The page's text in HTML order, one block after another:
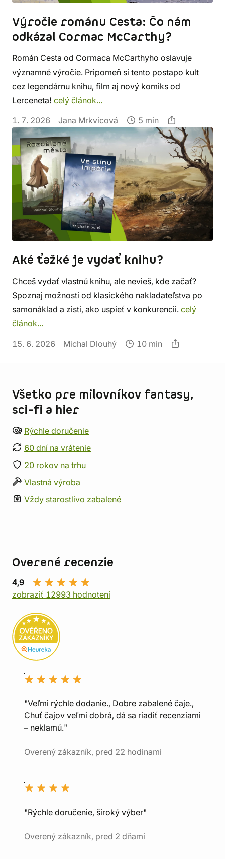
Výročie románu Cesta: Čo nám
odkázal Cormac McCarthy?
Román Cesta od Cormaca McCarthyho oslavuje
významné výročie. Pripomeň si tento postapo kult
cez legendárnu knihu, film aj nový komiks od
Lerceneta! celý článok...
1. 7. 2026
Jana Mrkvicová 5 min
Aké ťažké je vydať knihu?
Chceš vydať vlastnú knihu, ale nevieš, kde začať?
Spoznaj možnosti od klasického nakladateľstva po
samonáklad a zisti, ako uspieť v konkurencii. celý
článok...
15. 6. 2026
Michal Dlouhý 10 min
Všetko pre milovníkov fantasy,
sci-fi a hier
Rýchle doručenie
60 dní na vrátenie
20 rokov na trhu
Vlastná výroba
Vždy starostlivo zabalené
Overené recenzie
4,9
zobraziť 12993 hodnotení
"Veľmi rýchle dodanie., Dobre zabalené čaje.,
Chuť čajov veľmi dobrá, dá sa riadiť recenziami
– neklamú."
Overený zákazník, pred 22 hodinami
"Rýchle doručenie, široký výber"
Overený zákazník, pred 2 dňami